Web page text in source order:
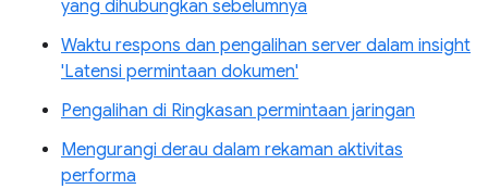
yang dihubungkan sebelumnya
Waktu respons dan pengalihan server dalam insight
'Latensi permintaan dokumen'
Pengalihan di Ringkasan permintaan jaringan
Mengurangi derau dalam rekaman aktivitas
performa